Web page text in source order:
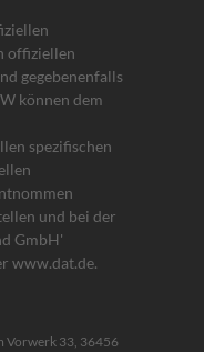
offiziellen
gegebenenfalls
können dem
spezifischen
und bei der
GmbH'
www.dat.de.
Vorwerk 33, 36456